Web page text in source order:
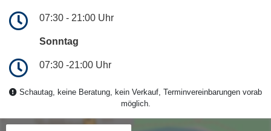
07:30 - 21:00 Uhr
Sonntag
07:30 -21:00 Uhr
Schautag, keine Beratung, kein Verkauf, Terminvereinbarungen vorab
möglich.